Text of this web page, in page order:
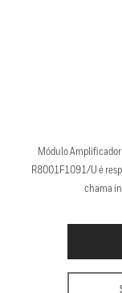
Módulo
R8001F1091/U é
chama